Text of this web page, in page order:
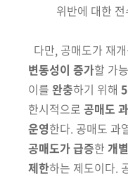
위반에 대한
다만, 공매도가 재
변동성이 증가할 가
이를 완충하기 위해
한시적으로 공매도
운영한다. 공매도 과
공매도가 급증한 개
제한하는 제도이다.